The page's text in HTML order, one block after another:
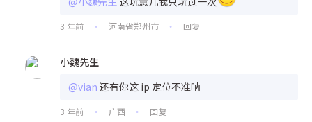
3 年前 • 河南省郑州市 • 回复
小魏先生
@vian 还有你这 ip 定位不准呐
3 年前 • 广西 • 回复